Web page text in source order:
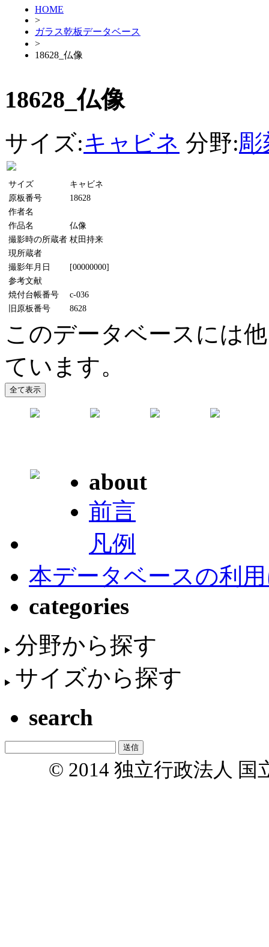
HOME
>
ガラス乾板データベース
>
18628_仏像
18628_仏像
サイズ:キャビネ 分野:彫
サイズ
キャビネ
原板番号
18628
作者名
作品名
仏像
撮影時の所蔵者 杖田持来
現所蔵者
撮影年月日
[00000000]
参考文献
焼付台帳番号
c-036
旧原板番号
8628
このデータベースには
ています。
about
前言
凡例
本データベースの利
categories
分野から探す
サイズから探す
search
© 2014 独立行政法人 国